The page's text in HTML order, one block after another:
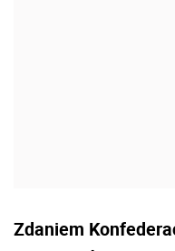
Zdaniem